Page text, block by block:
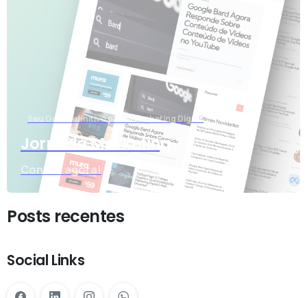
Seu Guia Definitivo para o Marketing Digital
Jornada Marketing
Confira agora!
Posts recentes
Social Links